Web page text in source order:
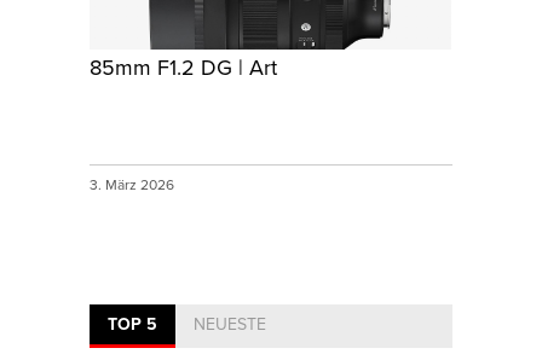
85mm F1.2 DG | Art
3. März 2026
TOP 5 NEUESTE